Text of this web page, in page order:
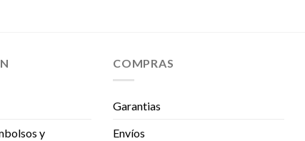
y
COMPRAS
Garantias
Envíos